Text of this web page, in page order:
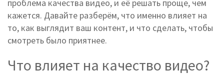
проблема качества видео, и её решать проще, чем
кажется. Давайте разберём, что именно влияет на
то, как выглядит ваш контент, и что сделать, чтобы
смотреть было приятнее.
Что влияет на качество видео?